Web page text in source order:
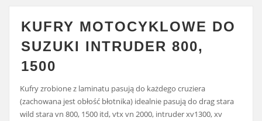
KUFRY MOTOCYKLOWE DO
SUZUKI INTRUDER 800,
1500
Kufry zrobione z laminatu pasują do każdego cruziera
(zachowana jest obłość błotnika) idealnie pasują do drag stara
wild stara vn 800, 1500 itd, vtx vn 2000, intruder xv1300, xv